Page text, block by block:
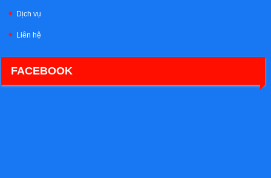
Dịch vụ
Liên hệ
FACEBOOK